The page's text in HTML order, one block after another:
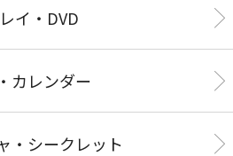
イ・DVD
カレンダー
・シークレット